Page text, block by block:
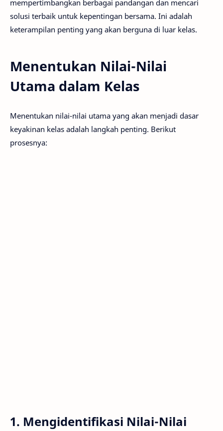
mempertimbangkan berbagai pandangan dan mencari
solusi terbaik untuk kepentingan bersama. Ini adalah
keterampilan penting yang akan berguna di luar kelas.
Menentukan Nilai-Nilai
Utama dalam Kelas
Menentukan nilai-nilai utama yang akan menjadi dasar
keyakinan kelas adalah langkah penting. Berikut
prosesnya:
1. Mengidentifikasi Nilai-Nilai